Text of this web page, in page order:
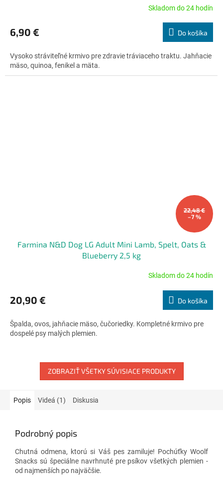
produktu
je
z
5
hviezdičiek.
Skladom do 24 hodín
6,90 € Do košíka
Vysoko stráviteľné krmivo pre zdravie tráviaceho traktu. Jahňacie
mäso, quinoa, fenikel a mäta.
22,48 €
–7 %
Farmina N&D Dog LG Adult Mini Lamb, Spelt, Oats &
Blueberry 2,5 kg
produktu
je
z
5
Skladom do 24 hodín
20,90 € Do košíka
Špalda, ovos, jahňacie mäso, čučoriedky. Kompletné krmivo pre
dospelé psy malých plemien.
ZOBRAZIŤ VŠETKY SÚVISIACE PRODUKTY
Popis Videá (1) Diskusia
Podrobný popis
Chutná odmena, ktorú si Váš pes zamiluje! Pochúťky Woolf
Snacks sú špeciálne navrhnuté pre psíkov všetkých plemien -
od najmenších po najväčšie.